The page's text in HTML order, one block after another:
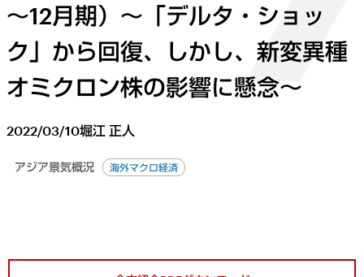
～12月期）～「デルタ・ショッ
ク」から回復、しかし、新変異種
オミクロン株の影響に懸念～
2022/03/10堀江 正人
アジア景気概況 海外マクロ経済